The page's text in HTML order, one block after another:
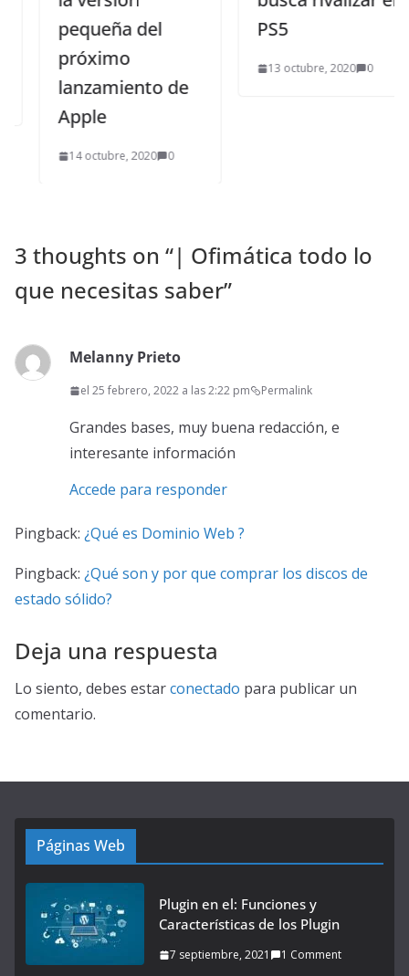
pequeña del
próximo
lanzamiento de
Apple
14 octubre, 2020 0
PS5
13 octubre, 2020 0
3 thoughts on “| Ofimática todo lo
que necesitas saber”
Melanny Prieto
el 25 febrero, 2022 a las 2:22 pm Permalink
Grandes bases, muy buena redacción, e
interesante información
Accede para responder
Pingback: ¿Qué es Dominio Web ?
Pingback: ¿Qué son y por que comprar los discos de
estado sólido?
Deja una respuesta
Lo siento, debes estarconectado para publicar un
comentario.
Páginas Web
Plugin en el: Funciones y
Características de los Plugin
7 septiembre, 2021 1 Comment